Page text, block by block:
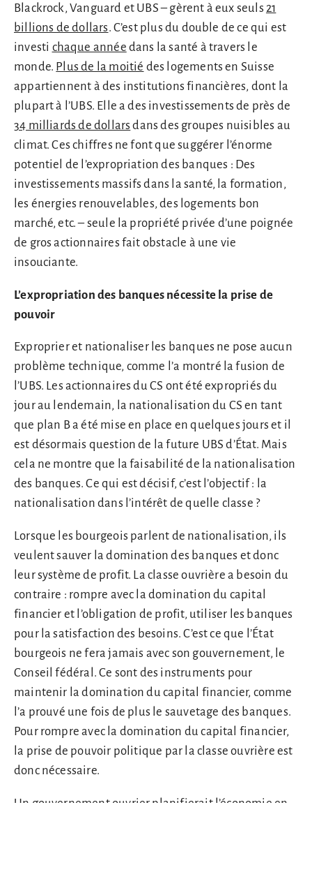
Blackrock, Vanguard et UBS – gèrent à eux seuls 21
billions de dollars. C’est plus du double de ce qui est
investi chaque année dans la santé à travers le
monde. Plus de la moitié des logements en Suisse
appartiennent à des institutions financières, dont la
plupart à l’UBS. Elle a des investissements de près de
34 milliards de dollars dans des groupes nuisibles au
climat. Ces chiffres ne font que suggérer l’énorme
potentiel de l’expropriation des banques : Des
investissements massifs dans la santé, la formation,
les énergies renouvelables, des logements bon
marché, etc. – seule la propriété privée d’une poignée
de gros actionnaires fait obstacle à une vie
insouciante.
L’expropriation des banques nécessite la prise de
pouvoir
Exproprier et nationaliser les banques ne pose aucun
problème technique, comme l’a montré la fusion de
l’UBS. Les actionnaires du CS ont été expropriés du
jour au lendemain, la nationalisation du CS en tant
que plan B a été mise en place en quelques jours et il
est désormais question de la future UBS d’État. Mais
cela ne montre que la faisabilité de la nationalisation
des banques. Ce qui est décisif, c’est l’objectif : la
nationalisation dans l’intérêt de quelle classe ?
Lorsque les bourgeois parlent de nationalisation, ils
veulent sauver la domination des banques et donc
leur système de profit. La classe ouvrière a besoin du
contraire : rompre avec la domination du capital
financier et l’obligation de profit, utiliser les banques
pour la satisfaction des besoins. C’est ce que l’État
bourgeois ne fera jamais avec son gouvernement, le
Conseil fédéral. Ce sont des instruments pour
maintenir la domination du capital financier, comme
l’a prouvé une fois de plus le sauvetage des banques.
Pour rompre avec la domination du capital financier,
la prise de pouvoir politique par la classe ouvrière est
donc nécessaire.
Un gouvernement ouvrier planifierait l’économie en